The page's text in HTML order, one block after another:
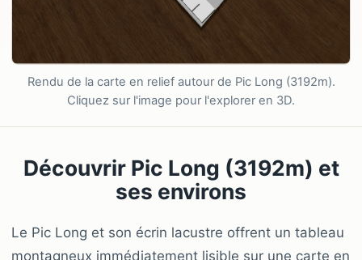
Rendu de la carte en relief autour de Pic Long (3192m).
Cliquez sur l'image pour l'explorer en 3D.
Découvrir Pic Long (3192m) et
ses environs
Le Pic Long et son écrin lacustre offrent un tableau
montagneux immédiatement lisible sur une carte en